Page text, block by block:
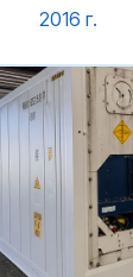
2016 г.